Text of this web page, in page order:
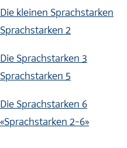
Die kleinen Sprachstarken
Sprachstarken 2
Die Sprachstarken 3
Sprachstarken 5
Die Sprachstarken 6
«Sprachstarken 2–6»